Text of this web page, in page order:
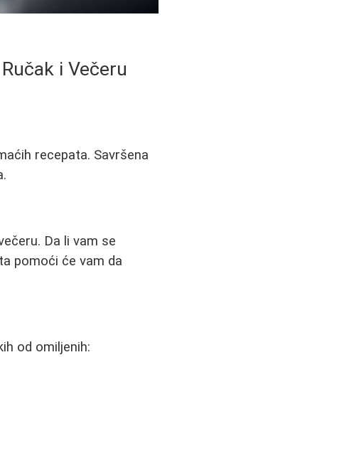
i Večeru
recepata. Savršena
Da li vam se
pomoći će vam da
od omiljenih: